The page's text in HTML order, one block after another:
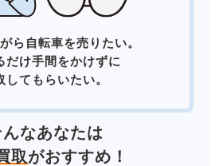
ら自転車を売りたい。
だけ手間をかけずに
してもらいたい。
んなあなたは
取がおすすめ！